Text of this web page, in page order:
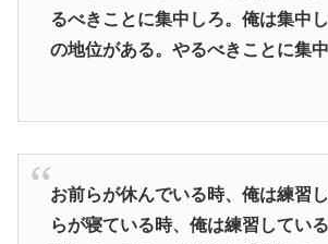
るべきことに集中しろ。俺は集中
の地位がある。やるべきことに集中
お前らが休んでいる時、俺は練習
らが寝ている時、俺は練習してい